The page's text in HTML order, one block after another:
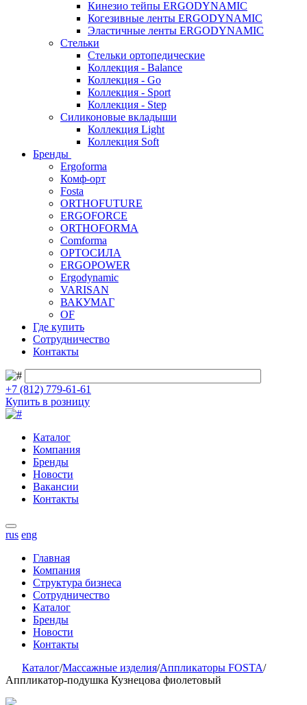
Кинезио тейпы ERGODYNAMIC
Когезивные ленты ERGODYNAMIC
Эластичные ленты ERGODYNAMIC
Стельки
Стельки ортопедические
Коллекция - Balance
Коллекция - Go
Коллекция - Sport
Коллекция - Step
Силиконовые вкладыши
Коллекция Light
Коллекция Soft
Бренды
Ergoforma
Комф-орт
Fosta
ORTHOFUTURE
ERGOFORCE
ORTHOFORMA
Comforma
ОРТОСИЛА
ERGOPOWER
Ergodynamic
VARISAN
ВАКУМАГ
OF
Где купить
Сотрудничество
Контакты
+7 (812) 779-61-61
Купить в розницу
Каталог
Компания
Бренды
Новости
Вакансии
Контакты
rus eng
Главная
Компания
Структура бизнеса
Сотрудничество
Каталог
Бренды
Новости
Контакты
Каталог/Массажные изделия/Аппликаторы FOSTA/
Аппликатор-подушка Кузнецова фиолетовый